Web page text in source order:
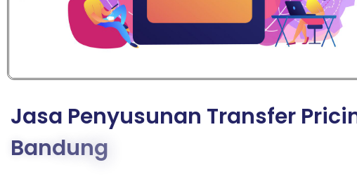
Jasa Penyusunan Transfer Prici
Bandung